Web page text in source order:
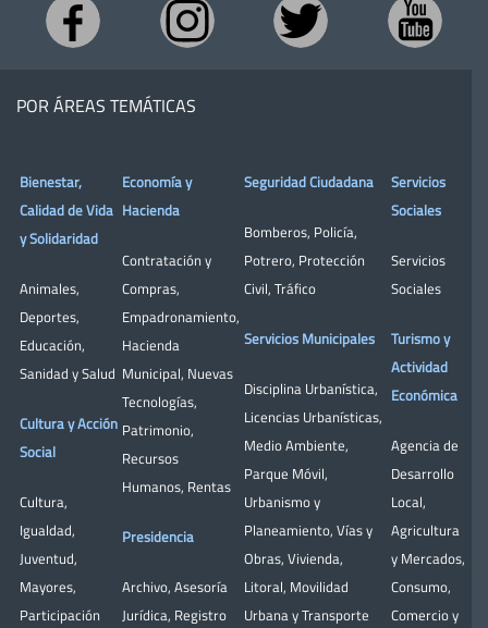
POR ÁREAS TEMÁTICAS
Bienestar,
Calidad de Vida
y Solidaridad
Animales,
Deportes,
Educación,
Sanidad y Salud
Cultura y Acción
Social
Cultura,
Igualdad,
Juventud,
Mayores,
Participación
Economía y
Hacienda
Contratación y
Compras,
Empadronamiento,
Hacienda
Municipal, Nuevas
Tecnologías,
Patrimonio,
Recursos
Humanos, Rentas
Presidencia
Archivo, Asesoría
Jurídica, Registro
Seguridad Ciudadana
Bomberos, Policía,
Potrero, Protección
Civil, Tráfico
Servicios Municipales
Disciplina Urbanística,
Licencias Urbanísticas,
Medio Ambiente,
Parque Móvil,
Urbanismo y
Planeamiento, Vías y
Obras, Vivienda,
Litoral, Movilidad
Urbana y Transporte
Servicios
Sociales
Servicios
Sociales
Turismo y
Actividad
Económica
Agencia de
Desarrollo
Local,
Agricultura
y Mercados,
Consumo,
Comercio y